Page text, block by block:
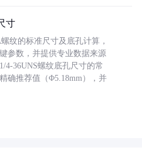
寸
纹的标准尺寸及底孔计算，
参数，并提供专业数据来源
4-36UNS螺纹底孔尺寸的常
确推荐值（Φ5.18mm），并